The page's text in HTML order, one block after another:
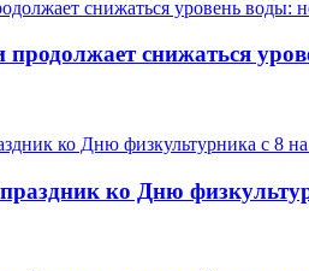
снижаться
ко Дню